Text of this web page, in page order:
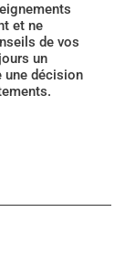
et ne
de vos
un
une décision